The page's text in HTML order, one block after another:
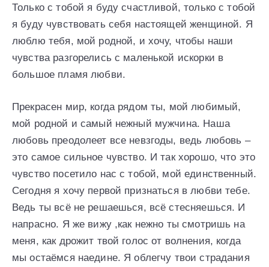
Только с тобой я буду счастливой, только с тобой
я буду чувствовать себя настоящей женщиной. Я
люблю тебя, мой родной, и хочу, чтобы наши
чувства разгорелись с маленькой искорки в
большое пламя любви.
Прекрасен мир, когда рядом ты, мой любимый,
мой родной и самый нежный мужчина. Наша
любовь преодолеет все невзгоды, ведь любовь –
это самое сильное чувство. И так хорошо, что это
чувство посетило нас с тобой, мой единственный.
Сегодня я хочу первой признаться в любви тебе.
Ведь ты всё не решаешься, всё стесняешься. И
напрасно. Я же вижу ,как нежно ты смотришь на
меня, как дрожит твой голос от волнения, когда
мы остаёмся наедине. Я облегчу твои страдания